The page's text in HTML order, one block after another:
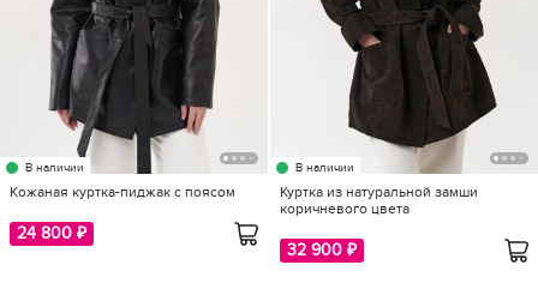
В наличии
Кожаная куртка-пиджак с поясом
24 800 ₽
В наличии
Куртка из натуральной замши
коричневого цвета
32 900 ₽